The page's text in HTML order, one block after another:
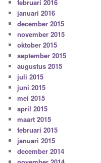
februari 2016
januari 2016
december 2015
november 2015
oktober 2015
september 2015
augustus 2015
juli 2015
juni 2015
mei 2015
april 2015
maart 2015
februari 2015
januari 2015
december 2014